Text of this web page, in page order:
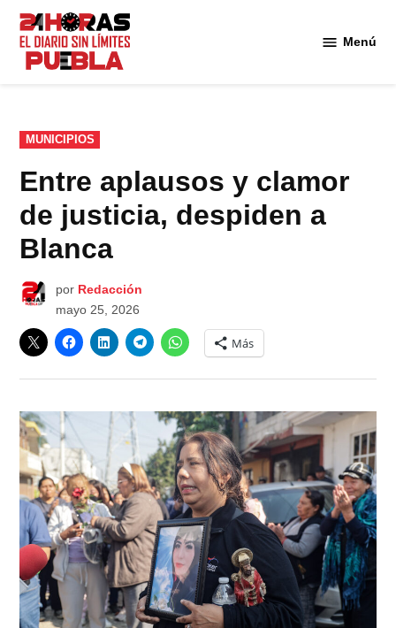
Saltar
contenido
Menú
PUBLICADO
EN
MUNICIPIOS
Entre aplausos y clamor
de justicia, despiden a
Blanca
por Redacción
mayo 25, 2026
Más